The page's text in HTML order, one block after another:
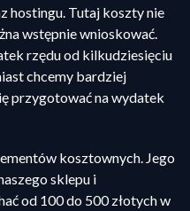
hostingu. Tutaj koszty nie
wstępnie wnioskować.
rzędu od kilkudziesięciu
chcemy bardziej
przygotować na wydatek
kosztownych. Jego
sklepu i
od 100 do 500 złotych w